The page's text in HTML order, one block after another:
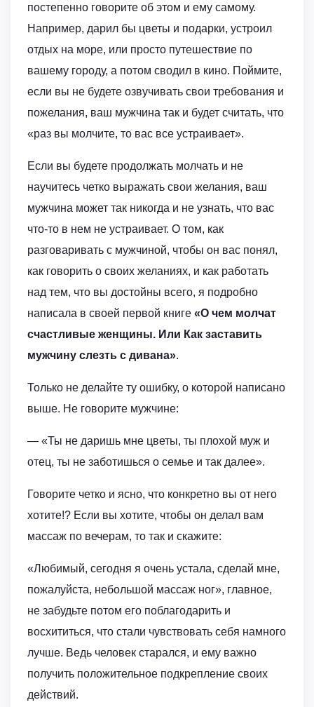
постепенно говорите об этом и ему самому.
Например, дарил бы цветы и подарки, устроил
отдых на море, или просто путешествие по
вашему городу, а потом сводил в кино. Поймите,
если вы не будете озвучивать свои требования и
пожелания, ваш мужчина так и будет считать, что
«раз вы молчите, то вас все устраивает».
Если вы будете продолжать молчать и не
научитесь четко выражать свои желания, ваш
мужчина может так никогда и не узнать, что вас
что-то в нем не устраивает. О том, как
разговаривать с мужчиной, чтобы он вас понял,
как говорить о своих желаниях, и как работать
над тем, что вы достойны всего, я подробно
написала в своей первой книге «О чем молчат
счастливые женщины. Или Как заставить
мужчину слезть с дивана».
Только не делайте ту ошибку, о которой написано
выше. Не говорите мужчине:
— «Ты не даришь мне цветы, ты плохой муж и
отец, ты не заботишься о семье и так далее».
Говорите четко и ясно, что конкретно вы от него
хотите!? Если вы хотите, чтобы он делал вам
массаж по вечерам, то так и скажите:
«Любимый, сегодня я очень устала, сделай мне,
пожалуйста, небольшой массаж ног», главное,
не забудьте потом его поблагодарить и
восхититься, что стали чувствовать себя намного
лучше. Ведь человек старался, и ему важно
получить положительное подкрепление своих
действий.